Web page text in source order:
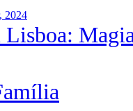
2024